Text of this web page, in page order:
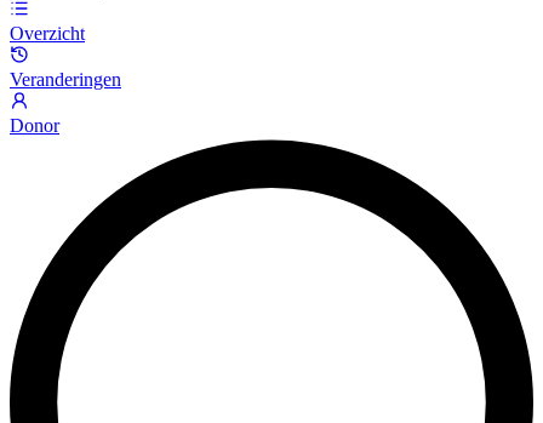
Overzicht
Veranderingen
Donor